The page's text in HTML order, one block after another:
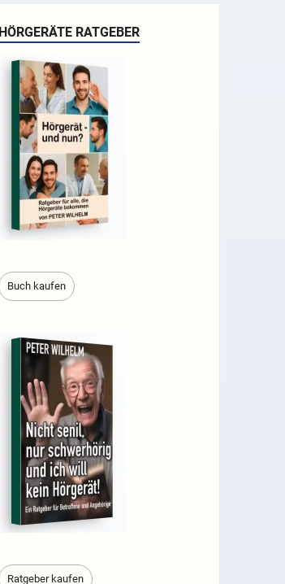
HÖRGERÄTE RATGEBER
Buch kaufen
Ratgeber kaufen